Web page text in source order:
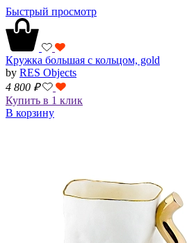
Быстрый просмотр
Кружка большая с кольцом, gold
by RES Objects
4 800 ₽
Купить в 1 клик
В корзину